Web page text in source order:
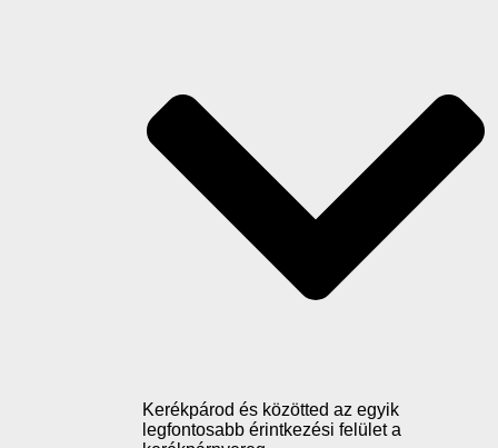
Kerékpárod és közötted az egyik
legfontosabb érintkezési felület a